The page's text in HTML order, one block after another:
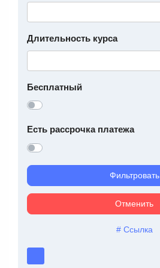
Длительность курса
Бесплатный
Есть рассрочка платежа
Фильтровать
Отменить
# Ссылка